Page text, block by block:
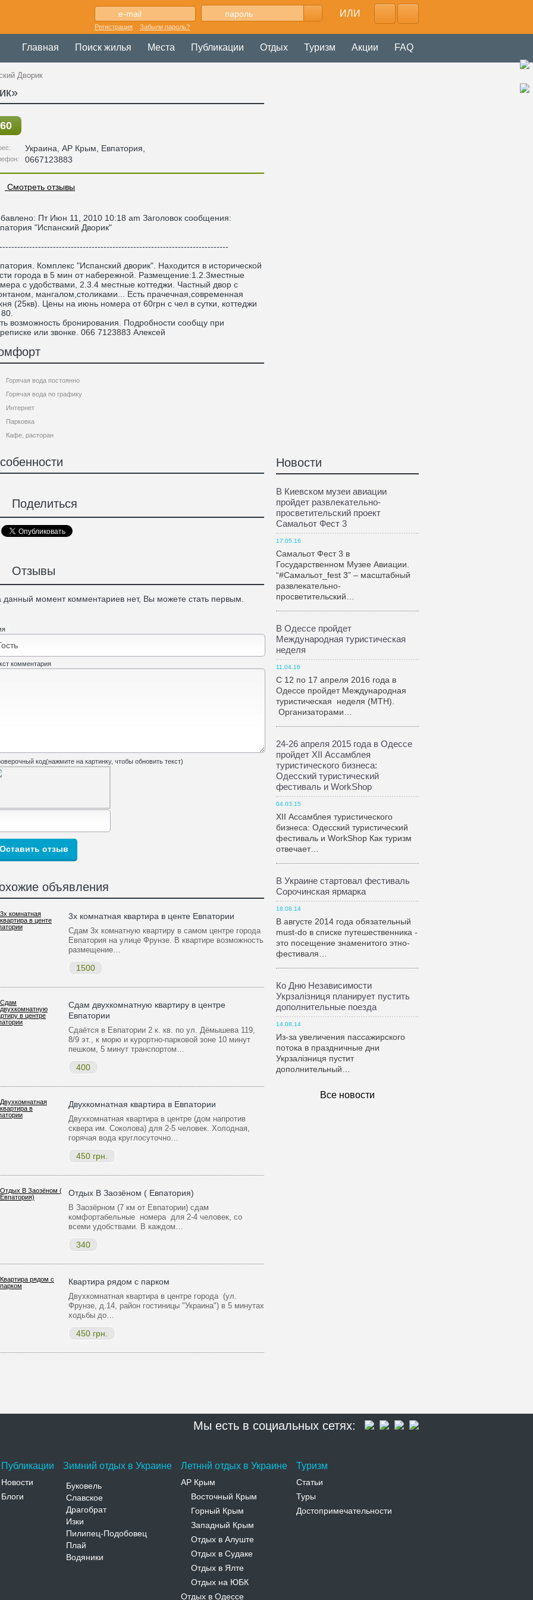
ИЛИ
Регистрация Забыли пароль?
Главная Поиск жилья Места Публикации Отдых Туризм Акции FAQ
Дворик
60
Украина АР Крым , Евпатория,
0667123883
Смотреть отзывы
Пт Июн 11, 2010 10:18 am Заголовок сообщения:
"Испанский Дворик"
Комплекс "Испанский дворик". Находится в исторической
города в 5 мин от набережной. Размещение:1.2.3местные
с удобствами, 2.3.4 местные коттеджи. Частный двор с
мангалом,столиками... Есть прачечная,современная
(25кв). Цены на июнь номера от 60грн с чел в сутки, коттеджи
возможность бронирования. Подробности сообщу при
или звонке. 066 7123883 Алексей
Горячая вода постоянно
Горячая вода по графику
Интернет
Парковка
Кафе, расторан
Поделиться
Отзывы
данный момент комментариев нет, Вы можете стать первым.
комментария
код(нажмите на картинку, чтобы обновить текст)
объявления
3х комнатная квартира в центе Евпатории
Сдам 3х комнатную квартиру в самом центре города
Евпатория на улице Фрунзе. В квартире возможность
размещение…
1500
Сдам двухкомнатную квартиру в центре
Евпатории
Сдаётся в Евпатории 2 к. кв. по ул. Дёмышева 119,
8/9 эт., к морю и курортно-парковой зоне 10 минут
пешком, 5 минут транспортом…
400
Двухкомнатная квартира в Евпатории
Двухкомнатная квартира в центре (дом напротив
сквера им. Соколова) для 2-5 человек. Холодная,
горячая вода круглосуточно…
450 грн.
Отдых В Заозёном ( Евпатория)
В Заозёрном (7 км от Евпатории) сдам
комфортабельные номера для 2-4 человек, со
всеми удобствами. В каждом…
340
Квартира рядом с парком
Двухкомнатная квартира в центре города (ул.
Фрунзе, д.14, район гостиницы "Украина") в 5 минутах
ходьбы до…
450 грн.
Новости
В Киевском музеи авиации
пройдет развлекательно-
просветительский проект
Самальот Фест 3
17.05.16
Самальот Фест 3 в
Государственном Музее Авиации.
“#Самальот_fest 3” – масштабный
развлекательно-
просветительский…
В Одессе пройдет
Международная туристическая
неделя
11.04.16
С 12 по 17 апреля 2016 года в
Одессе пройдет Международная
туристическая неделя (МТН).
Организаторами…
24-26 апреля 2015 года в Одессе
пройдет XII Ассамблея
туристического бизнеса:
Одесский туристический
фестиваль и WorkShop
04.03.15
XII Ассамблея туристического
бизнеса: Одесский туристический
фестиваль и WorkShop Как туризм
отвечает…
В Украине стартовал фестиваль
Сорочинская ярмарка
18.08.14
В августе 2014 года обязательный
must-do в списке путешественника -
это посещение знаменитого этно-
фестиваля…
Ко Дню Независимости
Укрзалiзниця планирует пустить
дополнительные поезда
14.08.14
Из-за увеличения пассажирского
потока в праздничные дни
Укрзалiзниця пустит
дополнительный…
Все новости
Мы есть в социальных сетях:
Публикации
Новости
Блоги
Зимний отдых в Украине
Буковель
Славское
Драгобрат
Изки
Пилипец-Подобовец
Плай
Водяники
Летннй отдых в Украине
АР Крым
Восточный Крым
Горный Крым
Западный Крым
Отдых в Алуште
Отдых в Судаке
Отдых в Ялте
Отдых на ЮБК
Отдых в Одессе
Туризм
Статьи
Туры
Достопримечательности